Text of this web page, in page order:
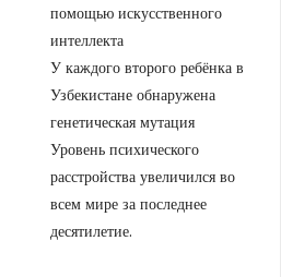
помощью искусственного
интеллекта
У каждого второго ребёнка в
Узбекистане обнаружена
генетическая мутация
Уровень психического
расстройства увеличился во
всем мире за последнее
десятилетие.